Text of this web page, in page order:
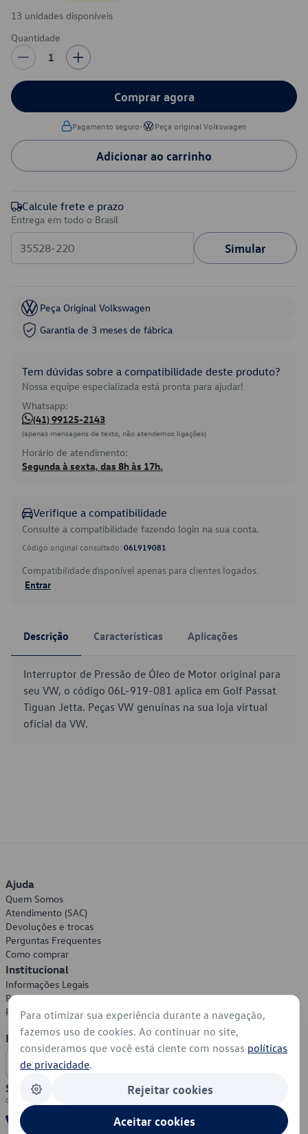
13 unidades disponíveis
Quantidade
1
Comprar agora
Pagamento seguro• Peça original Volkswagen
Adicionar ao carrinho
Calcule frete e prazo
Entrega em todo o Brasil
Simular
Peça Original Volkswagen
Garantia de 3 meses de fábrica
Tem dúvidas sobre a compatibilidade deste produto?
Nossa equipe especializada está pronta para ajudar!
Whatsapp:
(41) 99125-2143
(apenas mensagens de texto, não atendemos ligações)
Horário de atendimento:
Segunda à sexta, das 8h às 17h.
Verifique a compatibilidade
Consulte a compatibilidade fazendo login na sua conta.
Código original consultado: 06L919081
Compatibilidade disponível apenas para clientes logados.
Entrar
Descrição Características Aplicações
Interruptor de Pressão de Óleo de Motor original para
seu VW, o código 06L-919-081 aplica em Golf Passat
Tiguan Jetta. Peças VW genuínas na sua loja virtual
oficial da VW.
Ajuda
Quem Somos
Atendimento (SAC)
Devoluções e trocas
Perguntas Frequentes
Como comprar
Institucional
Informações Legais
Política de Privacidade
Política de Cookies
Formas de Pagamento
Segurança
Para otimizar sua experiência durante a navegação,
fazemos uso de cookies. Ao continuar no site,
consideramos que você está ciente com nossas políticas
de privacidade.
Rejeitar cookies
Aceitar cookies